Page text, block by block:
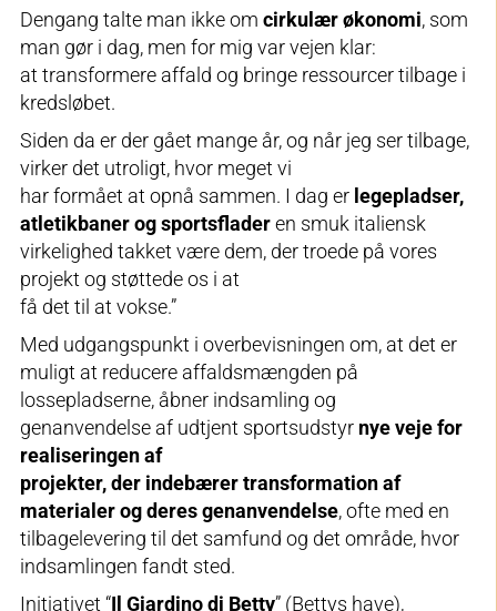
Dengang talte man ikke om cirkulær økonomi, som
man gør i dag, men for mig var vejen klar:
at transformere affald og bringe ressourcer tilbage i
kredsløbet.
Siden da er der gået mange år, og når jeg ser tilbage,
virker det utroligt, hvor meget vi
har formået at opnå sammen. I dag er legepladser,
atletikbaner og sportsfladeren smuk italiensk
virkelighed takket være dem, der troede på vores
projekt og støttede os i at
få det til at vokse.”
Med udgangspunkt i overbevisningen om, at det er
muligt at reducere affaldsmængden på
lossepladserne, åbner indsamling og
genanvendelse af udtjent sportsudstyr nye veje for
realiseringen af
projekter, der indebærer transformation af
materialer og deres genanvendelse, ofte med en
tilbagelevering til det samfund og det område, hvor
indsamlingen fandt sted.
Initiativet “Il Giardino di Betty” (Bettys have),